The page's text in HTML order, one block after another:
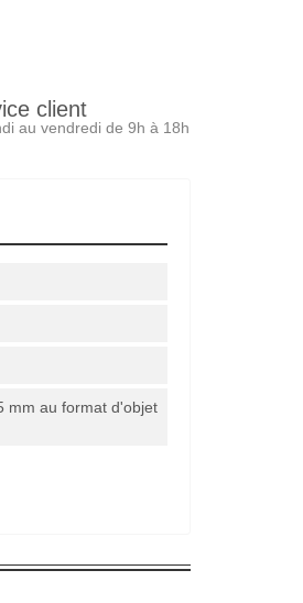
client
au vendredi de 9h à 18h
mm au format d'objet